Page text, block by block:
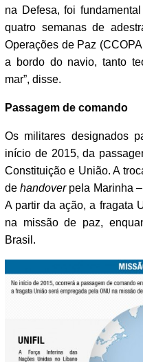
na Defesa, foi
quatro semanas de
Operações de Paz
a bordo do navio, tanto
mar”, disse.
Passagem de comando
Os militares designados
início de 2015, da
Constituição e União. A
dehandoverpela Marinha
A partir da ação, a fragata
na missão de paz,
Brasil.